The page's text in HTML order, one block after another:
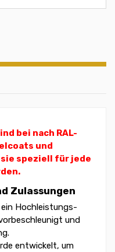
bei nach RAL-
und
speziell für jede
Zulassungen
Hochleistungs-
und
entwickelt, um